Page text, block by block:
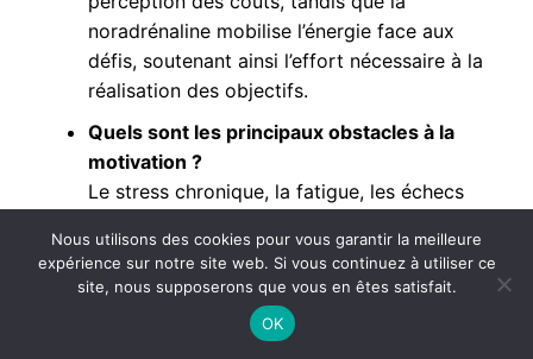
noradrénaline mobilise l’énergie face aux
défis, soutenant ainsi l’effort nécessaire à la
réalisation des objectifs.
Quels sont les principaux obstacles à la
motivation ?
Le stress chronique, la fatigue, les échecs
comme la dépression peuvent altérer
profondément la motivation. Par ailleurs, un
environnement social peu encourageant peut
freiner l’engagement personnel.
Nous utilisons des cookies pour vous garantir la meilleure
expérience sur notre site web. Si vous continuez à utiliser ce
site, nous supposerons que vous en êtes satisfait.
OK